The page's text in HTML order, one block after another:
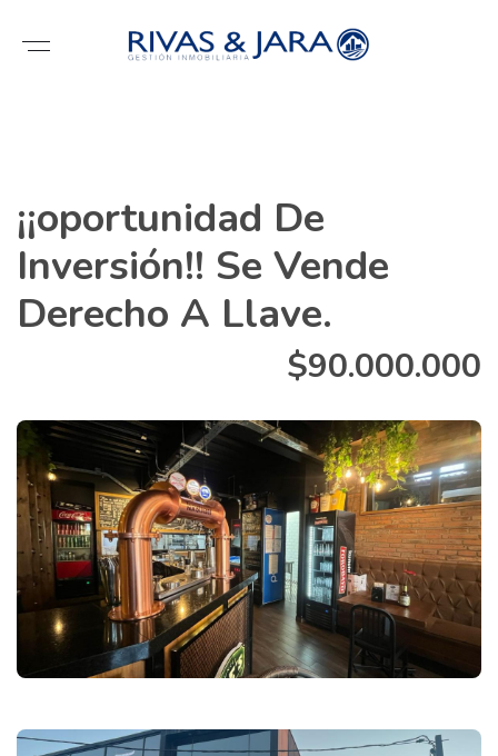
¡¡oportunidad De
Inversión!! Se Vende
Derecho A Llave.
$90.000.000